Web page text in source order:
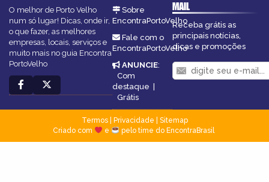
O melhor de Porto Velho
num só lugar! Dicas, onde ir,
o que fazer, as melhores
empresas, locais, serviços e
muito mais no guia Encontra
PortoVelho
Sobre
EncontraPortoVelho
Fale com o
EncontraPortoVelho
ANUNCIE:
Com
destaque
Grátis
MAIL
Receba grátis as
principais notícias,
dicas e promoções
Termos| Privacidade
Sitemap
Criado com
e pelo time do EncontraBrasil